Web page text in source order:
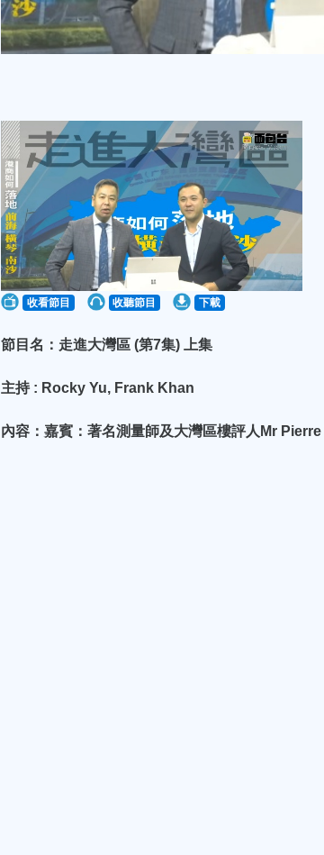
收看節目 收聽節目 下載
節目名：走進大灣區 (第7集) 上集
主持 : Rocky Yu, Frank Khan
內容：嘉賓：著名測量師及大灣區樓評人Mr